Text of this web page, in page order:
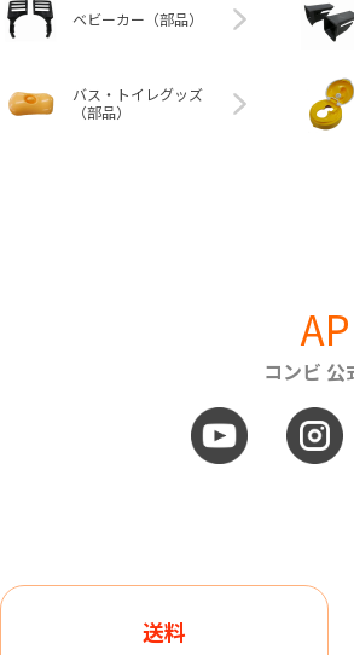
ベビーカー（部品）
バス・トイレグッズ
（部品）
コンビ 公
送料